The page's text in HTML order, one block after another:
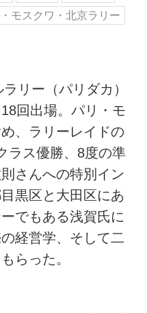
モスクワ・北京ラリー
リー（パリダカ）
回出場。パリ・モ
、ラリーレイドの
ラス優勝、8度の準
さんへの特別イン
黒区と大田区にあ
でもある浅賀氏に
経営学、そして二
らった。